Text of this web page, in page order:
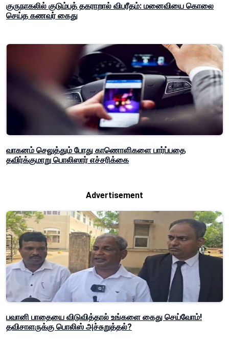
குருநாகலில் குடும்பத் தகராறால் விபரீதம்: மனைவியை கொலை
செய்த கணவர் கைது
வாகனம் செலுத்தும் போது காணொளிகளை பார்ப்பதை
தவிர்க்குமாறு பொலிஸார் எச்சரிக்கை
Advertisement
பவானி பாதையை விடுவித்தால் உங்களை கைது செய்வோம்!
தவிசாளருக்கு பொலிஸ் அச்சுறுத்தல்?